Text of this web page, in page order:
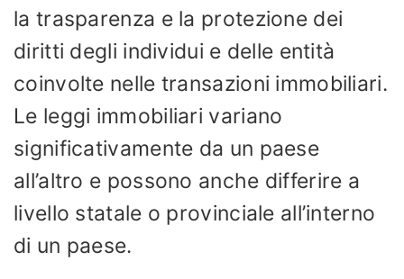
la trasparenza e la protezione dei
diritti degli individui e delle entità
coinvolte nelle transazioni immobiliari.
Le leggi immobiliari variano
significativamente da un paese
all’altro e possono anche differire a
livello statale o provinciale all’interno
di un paese.